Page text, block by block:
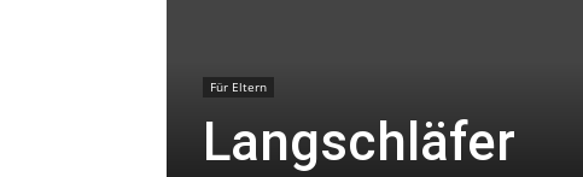
Für Eltern
Langschläfer